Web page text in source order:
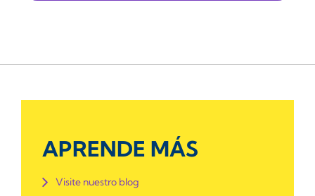
APRENDE MÁS
Visite nuestro blog